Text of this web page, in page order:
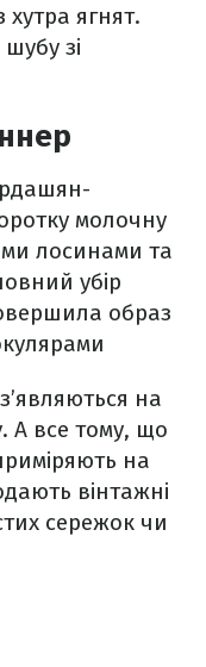
ягнят.
зі
молочну
лосинами та
убір
образ
на
А все тому, що
на
вінтажні
сережок чи